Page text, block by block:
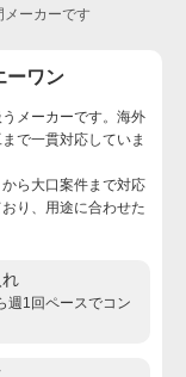
ーカーです
ーワン
メーカーです。海外
で一貫対応していま
ら大口案件まで対応
り、用途に合わせた
週1回ペースでコン